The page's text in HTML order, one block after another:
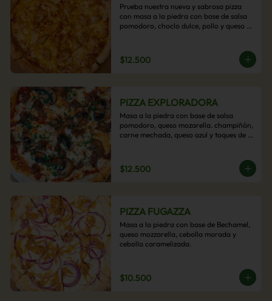
Prueba nuestra nueva y sabrosa pizza
con masa a la piedra con base de salsa
pomodoro, choclo dulce, pollo y queso
$12.500
PIZZA EXPLORADORA
Masa a la piedra con base de salsa
pomodoro, queso mozarella. champiñón,
carne mechada, queso azul y toques de
$12.500
PIZZA FUGAZZA
Masa a la piedra con base de Bechamel,
queso mozzarella, cebolla morada y
cebolla caramelizada.
$10.500